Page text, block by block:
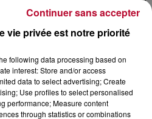
DE FRANCE 2024
vie privée est notre priorité
following data processing based on
interest: Store and/or access
data to select advertising; Create
Use profiles to select personalised
performance; Measure content
through statistics or combinations
Continuer sans accepter